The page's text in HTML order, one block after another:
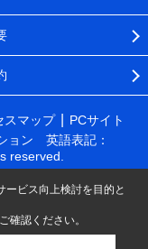
スマップ
PCサイト
ョン 英語表記：
reserved.
ービス向上検討を目的と
確認ください。